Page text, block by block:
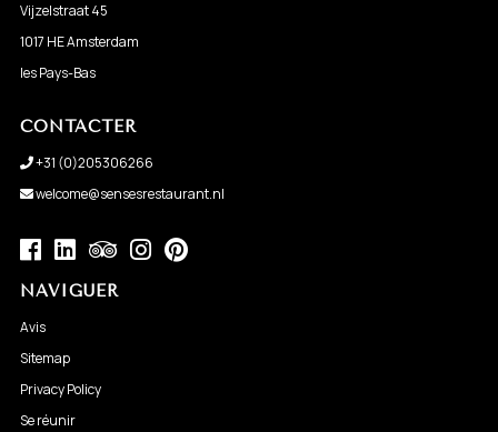
Vijzelstraat 45
1017 HE Amsterdam
les Pays-Bas
CONTACTER
+31 (0)205306266
welcome@sensesrestaurant.nl
NAVIGUER
Avis
Sitemap
Privacy Policy
Se réunir